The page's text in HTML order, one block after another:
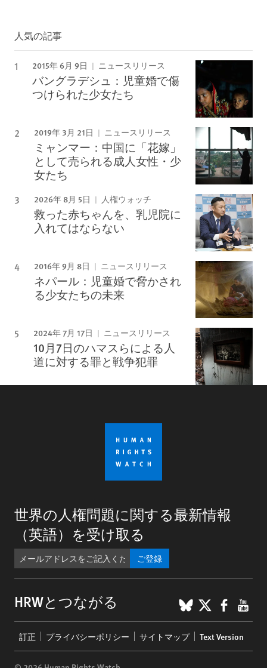
人気の記事
2015年 6月 9日 ニュースリリース
バングラデシュ：児童婚で傷
つけられた少女たち
2019年 3月 21日 ニュースリリース
ミャンマー：中国に「花嫁」
として売られる成人女性・少
女たち
2026年 8月 5日 人権ウォッチ
救った赤ちゃんを、乳児院に
入れてはならない
2016年 9月 8日 ニュースリリース
ネパール：児童婚で脅かされ
る少女たちの未来
2024年 7月 17日 ニュースリリース
10月7日のハマスらによる人
道に対する罪と戦争犯罪
世界の人権問題に関する最新情報
（英語）を受け取る
ご登録
HRWとつながる BlueSky
X
menu
訂正 プライバシーポリシー サイトマップ Text Version